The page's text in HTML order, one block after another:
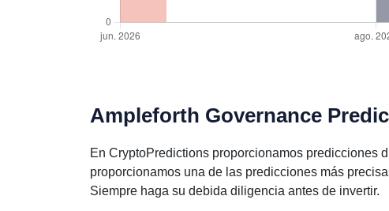
Ampleforth Governance
En CryptoPredictions proporcionamos predicciones
proporcionamos una de las predicciones más
Siempre haga su debida diligencia antes de invertir.